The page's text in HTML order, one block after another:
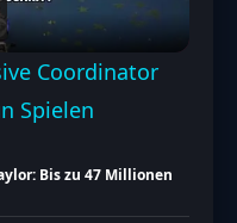
Coordinator
Spielen
Bis zu 47 Millionen